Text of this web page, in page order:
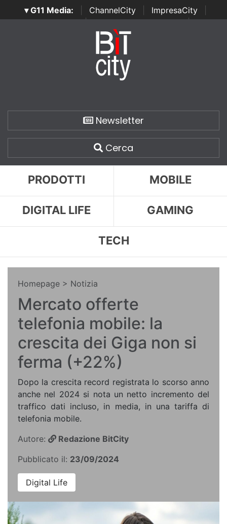
▾ G11 Media: ChannelCity ImpresaCity
SecurityOpenLab | Italian Channel Awards | Italian
Italian Security Awards
Newsletter
Cerca
PRODOTTI MOBILE
DIGITAL LIFE GAMING
TECH
Homepage > Notizia
Mercato offerte
telefonia mobile: la
crescita dei Giga non si
ferma (+22%)
Dopo la crescita record registrata lo scorso anno
anche nel 2024 si nota un netto incremento del
traffico dati incluso, in media, in una tariffa di
telefonia mobile.
Autore:
Redazione BitCity
Pubblicato il: 23/09/2024
Digital Life